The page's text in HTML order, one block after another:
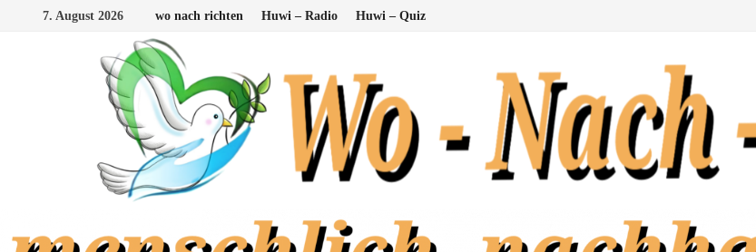
7. August 2026 wo nach richten Huwi – Radio Huwi – Quiz